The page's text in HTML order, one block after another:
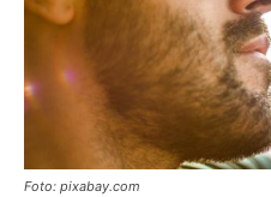
Foto: pixabay.com